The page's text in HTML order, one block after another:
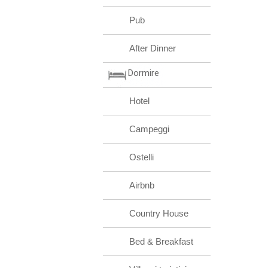
Pub
After Dinner
Dormire
Hotel
Campeggi
Ostelli
Airbnb
Country House
Bed & Breakfast